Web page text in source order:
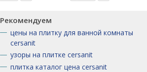
Рекомендуем
цены на плитку для ванной комнаты
cersanit
узоры на плитке cersanit
плитка каталог цена cersanit